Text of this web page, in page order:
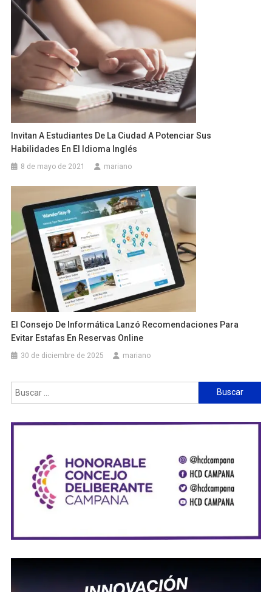
Invitan A Estudiantes De La Ciudad A Potenciar Sus
Habilidades En El Idioma Inglés
8 de mayo de 2021 mariano
El Consejo De Informática Lanzó Recomendaciones Para
Evitar Estafas En Reservas Online
30 de diciembre de 2025 mariano
Buscar: